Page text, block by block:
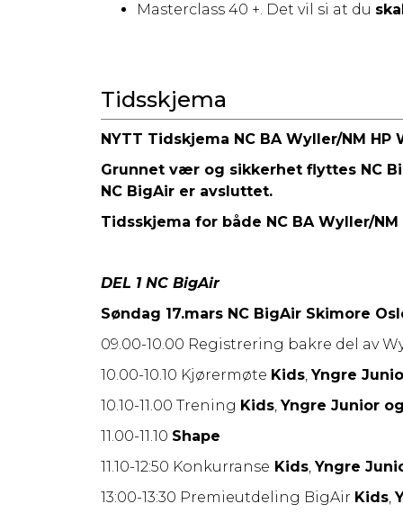
Masterclass 40 +. Det vil si at du
Tidsskjema
NYTT Tidskjema NC BA Wyller/NM HP
Grunnet vær og sikkerhet flyttes NC
NC BigAir er avsluttet.
Tidsskjema for både NC BA Wyller/
DEL 1 NC BigAir
Søndag 17.mars NC BigAir Skimore
09.00-10.00 Registrering bakre del av
10.00-10.10 Kjørermøte Kids,Yngre
10.10-11.00 Trening Kids,Yngre Junior
11.00-11.10 Shape
11.10-12:50 Konkurranse Kids,Yngre
13:00-13:30 Premieutdeling BigAir Kids,